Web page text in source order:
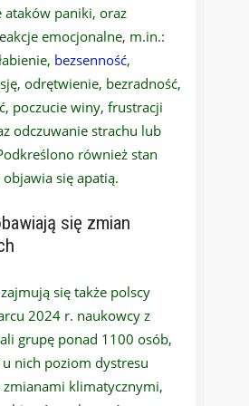
ataków paniki, oraz
emocjonalne, m.in.:
bezsenność,
odrętwienie, bezradność,
poczucie winy, frustracji
odczuwanie strachu lub
również stan
się apatią.
się zmian
się także polscy
2024 r. naukowcy z
grupę ponad 1100 osób,
nich poziom dystresu
zmianami klimatycznymi,